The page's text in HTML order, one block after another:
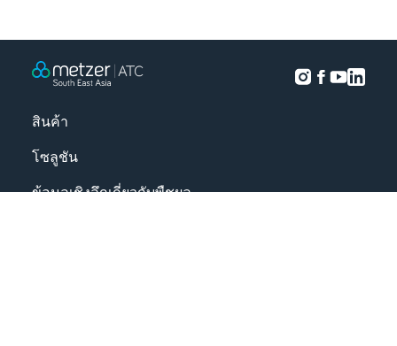
สินค้า
โซลูชัน
ข้อมูลเชิงลึกเกี่ยวกับพืชผล